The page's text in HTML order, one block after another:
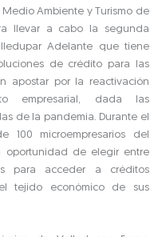
Medio Ambiente y Turismo de
llevar a cabo la segunda
Adelante que tiene
de crédito para las
apostar por la reactivación
empresarial, dada las
de la pandemia. Durante el
100 microempresarios del
oportunidad de elegir entre
para acceder a créditos
tejido económico de sus